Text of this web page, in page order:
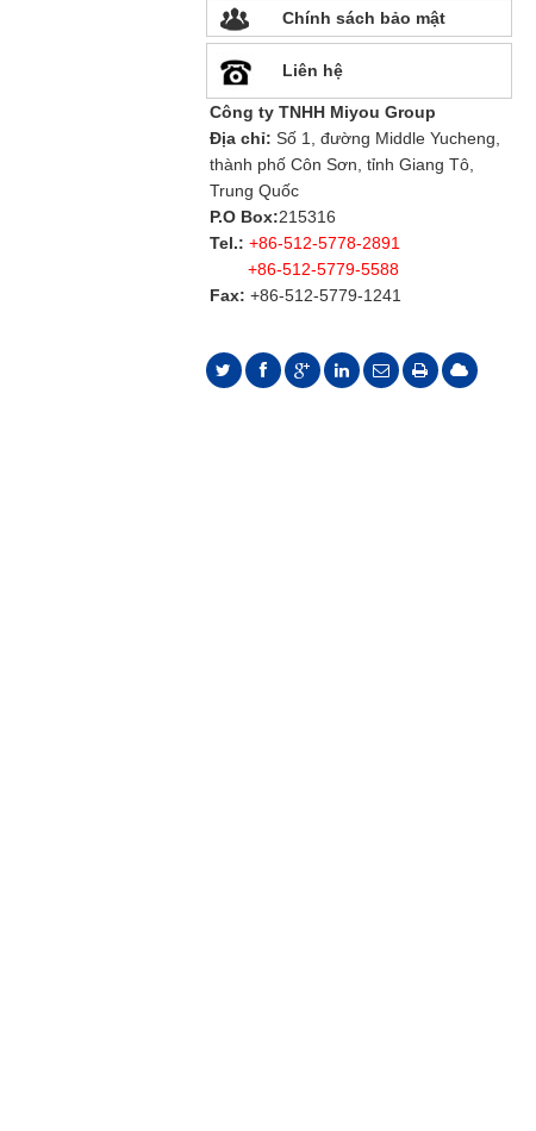
Chính sách bảo mật
Liên hệ
Công ty TNHH Miyou Group
Địa chỉ: Số 1, đường Middle Yucheng,
thành phố Côn Sơn, tỉnh Giang Tô,
Trung Quốc
P.O Box:215316
Tel.: +86-512-5778-2891
+86-512-5779-5588
Fax: +86-512-5779-1241